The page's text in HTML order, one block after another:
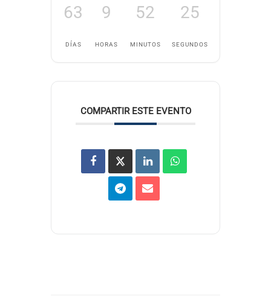
63
DÍAS
9
HORAS
52
MINUTOS
25
SEGUNDOS
COMPARTIR ESTE EVENTO